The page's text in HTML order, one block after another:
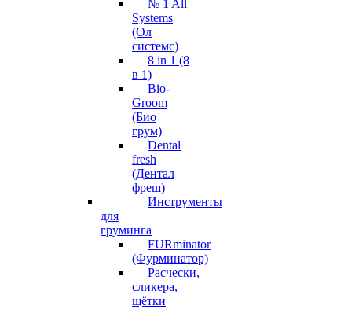
№ 1 All
Systems
(Ол
системс)
8 in 1 (8
в 1)
Bio-
Groom
(Био
грум)
Dental
fresh
(Дентал
фреш)
Инструменты
для
груминга
FURminator
(Фурминатор)
Расчески,
сликера,
щётки